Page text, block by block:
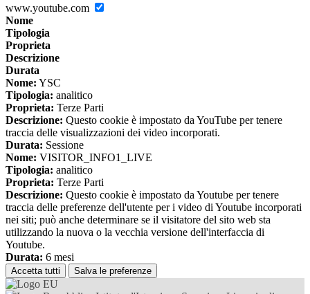
www.youtube.com
Nome
Tipologia
Proprieta
Descrizione
Durata
Nome: YSC
Tipologia: analitico
Proprieta: Terze Parti
Descrizione: Questo cookie è impostato da YouTube per tenere
traccia delle visualizzazioni dei video incorporati.
Durata: Sessione
Nome: VISITOR_INFO1_LIVE
Tipologia: analitico
Proprieta: Terze Parti
Descrizione: Questo cookie è impostato da Youtube per tenere
traccia delle preferenze dell'utente per i video di Youtube incorporati
nei siti; può anche determinare se il visitatore del sito web sta
utilizzando la nuova o la vecchia versione dell'interfaccia di
Youtube.
Durata: 6 mesi
Accetta tutti Salva le preferenze